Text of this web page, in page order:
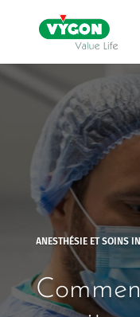
ANESTHÉSIE ET SOINS